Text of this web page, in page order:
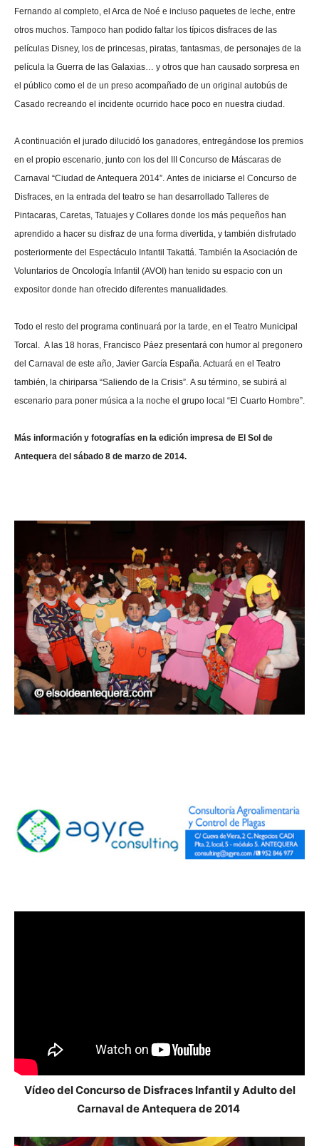
Fernando al completo, el Arca de Noé e incluso paquetes de leche, entre
otros muchos. Tampoco han podido faltar los típicos disfraces de las
películas Disney, los de princesas, piratas, fantasmas, de personajes de la
película la Guerra de las Galaxias… y otros que han causado sorpresa en
el público como el de un preso acompañado de un original autobús de
Casado recreando el incidente ocurrido hace poco en nuestra ciudad.
A continuación el jurado dilucidó los ganadores, entregándose los premios
en el propio escenario, junto con los del III Concurso de Máscaras de
Carnaval “Ciudad de Antequera 2014”. Antes de iniciarse el Concurso de
Disfraces, en la entrada del teatro se han desarrollado Talleres de
Pintacaras, Caretas, Tatuajes y Collares donde los más pequeños han
aprendido a hacer su disfraz de una forma divertida, y también disfrutado
posteriormente del Espectáculo Infantil Takattá. También la Asociación de
Voluntarios de Oncología Infantil (AVOI) han tenido su espacio con un
expositor donde han ofrecido diferentes manualidades.
Todo el resto del programa continuará por la tarde, en el Teatro Municipal
Torcal. A las 18 horas, Francisco Páez presentará con humor al pregonero
del Carnaval de este año, Javier García España. Actuará en el Teatro
también, la chiriparsa “Saliendo de la Crisis”. A su término, se subirá al
escenario para poner música a la noche el grupo local “El Cuarto Hombre”.
Más información y fotografías en la edición impresa de El Sol de
Antequera del sábado 8 de marzo de 2014.
Vídeo del Concurso de Disfraces Infantil y Adulto del
Carnaval de Antequera de 2014